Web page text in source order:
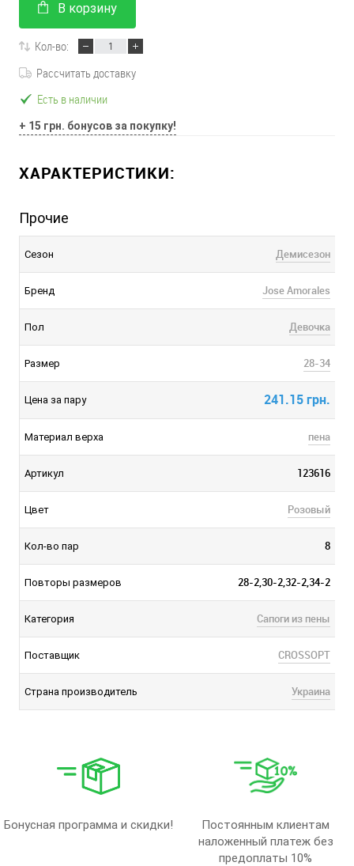
В корзину
Кол-во:
Рассчитать доставку
Есть в наличии
+ 15 грн. бонусов за покупку!
ХАРАКТЕРИСТИКИ:
Прочие
Сезон Демисезон
Бренд Jose Amorales
Пол Девочка
Размер 28-34
Цена за пару 241.15 грн.
Материал верха пена
Артикул 123616
Цвет Розовый
Кол-во пар 8
Повторы размеров 28-2,30-2,32-2,34-2
Категория Сапоги из пены
Поставщик CROSSOPT
Страна производитель Украина
Бонусная программа и скидки!
Постоянным клиентам
наложенный платеж без
предоплаты 10%